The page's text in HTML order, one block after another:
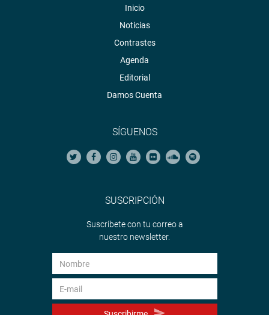
Inicio
Noticias
Contrastes
Agenda
Editorial
Damos Cuenta
SÍGUENOS
SUSCRIPCIÓN
Suscríbete con tu correo a
nuestro newsletter.